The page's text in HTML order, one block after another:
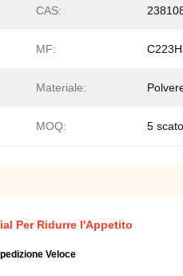
CAS:
MF:
Materiale:
MOQ: 5
Per Ridurre l'Appetito
Veloce